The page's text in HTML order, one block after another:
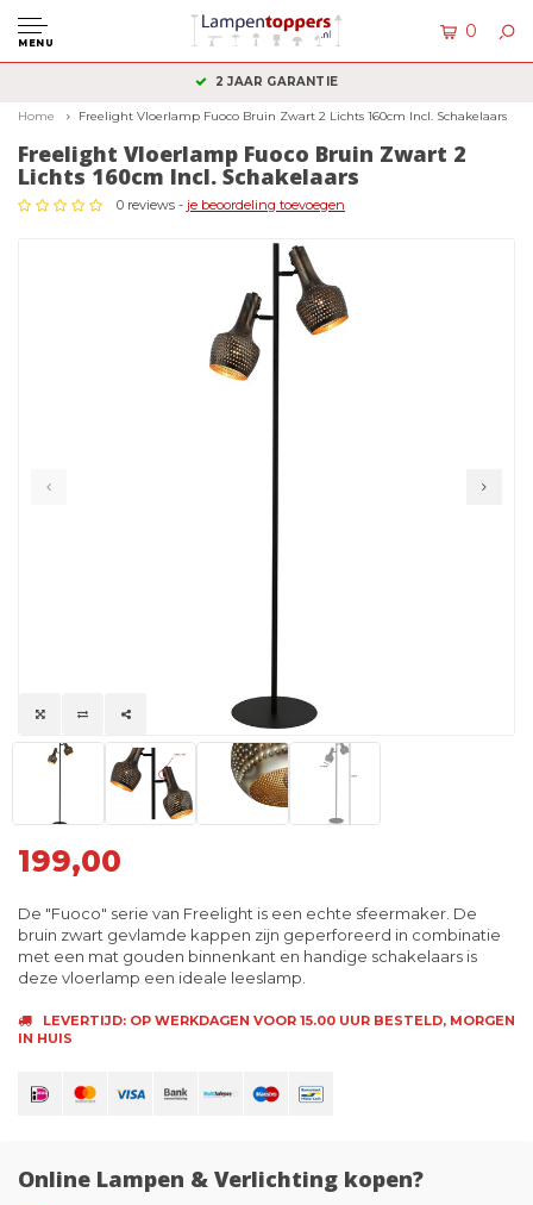
MENU
0
KLANTENSERVICE: +31 (0)36 2340050
Home Freelight Vloerlamp Fuoco Bruin Zwart 2 Lichts 160cm Incl. Schakelaars
Freelight Vloerlamp Fuoco Bruin Zwart 2
Lichts 160cm Incl. Schakelaars
0 reviews - je beoordeling toevoegen
199,00
De "Fuoco" serie van Freelight is een echte sfeermaker. De
bruin zwart gevlamde kappen zijn geperforeerd in combinatie
met een mat gouden binnenkant en handige schakelaars is
deze vloerlamp een ideale leeslamp.
LEVERTIJD: OP WERKDAGEN VOOR 15.00 UUR BESTELD, MORGEN
IN HUIS
Online Lampen & Verlichting kopen?